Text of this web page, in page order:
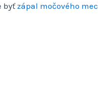
byť zápal močového